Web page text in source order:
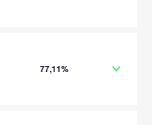
77,11%